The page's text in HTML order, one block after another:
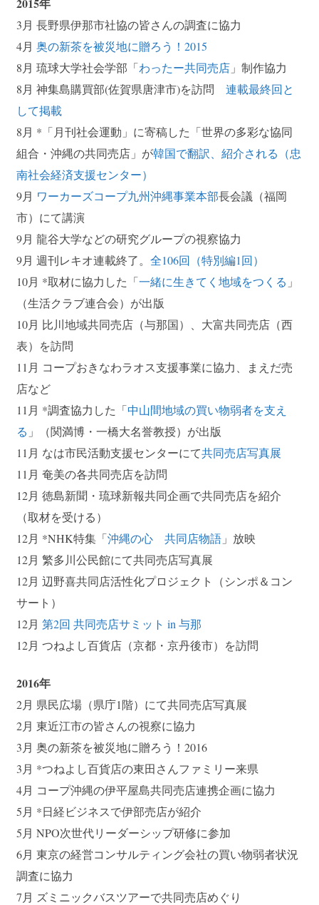
2015年
3月 長野県伊那市社協の皆さんの調査に協力
4月 奥の新茶を被災地に贈ろう！2015
8月 琉球大学社会学部「わったー共同売店」制作協力
8月 神集島購買部(佐賀県唐津市)を訪問 連載最終回と
して掲載
8月 *「月刊社会運動」に寄稿した「世界の多彩な協同
組合・沖縄の共同売店」が韓国で翻訳、紹介される（忠
南社会経済支援センター）
9月 ワーカーズコープ九州沖縄事業本部長会議（福岡
市）にて講演
9月 龍谷大学などの研究グループの視察協力
9月 週刊レキオ連載終了。 全106回（特別編1回）
10月 *取材に協力した「一緒に生きてく地域をつくる 」
（生活クラブ連合会）が出版
10月 比川地域共同売店（与那国）、大富共同売店（西
表）を訪問
11月 コープおきなわラオス支援事業に協力、まえだ売
店など
11月 *調査協力した「中山間地域の買い物弱者を支え
る 」（関満博・一橋大名誉教授）が出版
11月 なは市民活動支援センターにて共同売店写真展
11月 奄美の各共同売店を訪問
12月 徳島新聞・琉球新報共同企画で共同売店を紹介
（取材を受ける）
12月 *NHK特集「沖縄の心 共同店物語」放映
12月 繁多川公民館にて共同売店写真展
12月 辺野喜共同店活性化プロジェクト（シンポ＆コン
サート）
12月 第2回 共同売店サミット in 与那
12月 つねよし百貨店（京都・京丹後市）を訪問
2016年
2月 県民広場（県庁1階）にて共同売店写真展
2月 東近江市の皆さんの視察に協力
3月 奥の新茶を被災地に贈ろう！2016
3月 *つねよし百貨店の東田さんファミリー来県
4月 コープ沖縄の伊平屋島共同売店連携企画に協力
5月 *日経ビジネスで伊部売店が紹介
5月 NPO次世代リーダーシップ研修に参加
6月 東京の経営コンサルティング会社の買い物弱者状況
調査に協力
7月 ズミニックバスツアーで共同売店めぐり